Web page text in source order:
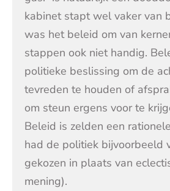
kabinet stapt wel vaker van
was het beleid om van
stappen ook niet handig.
politieke beslissing om de
tevreden te houden of
om steun ergens voor te
Beleid is zelden een
had de politiek bijvoorbeeld
gekozen in plaats van
mening).